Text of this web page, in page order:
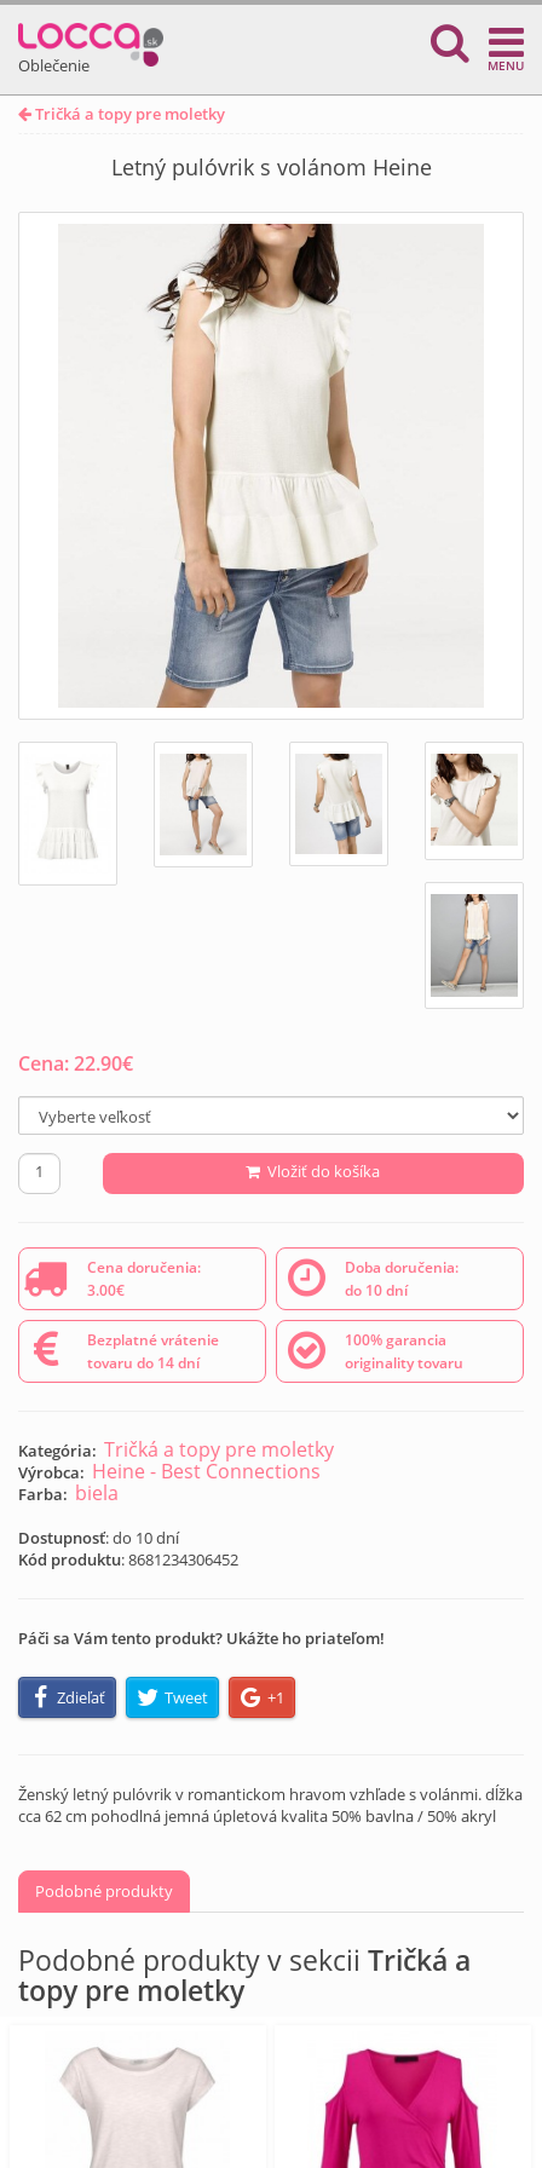
Oblečenie MENU
Tričká a topy pre moletky
Letný pulóvrik s volánom Heine
Cena:22.90€
Vložiť do košíka
Cena doručenia:
3.00€
Doba doručenia:
do 10 dní
Bezplatné vrátenie
tovaru do 14 dní
100% garancia
originality tovaru
Kategória: Tričká a topy pre moletky
Výrobca: Heine - Best Connections
Farba: biela
Dostupnosť: do 10 dní
Kód produktu:8681234306452
Páči sa Vám tento produkt? Ukážte ho priateľom!
Zdieľať Tweet +1
Ženský letný pulóvrik v romantickom hravom vzhľade s volánmi. dĺžka
cca 62 cm pohodlná jemná úpletová kvalita 50% bavlna / 50% akryl
Podobné produkty
Podobné produkty v sekcii Tričká a
topy pre moletky